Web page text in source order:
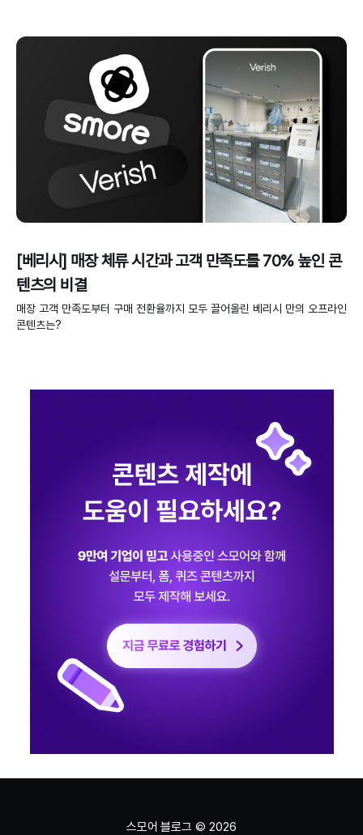
[베리시] 매장 체류 시간과 고객 만족도를 70% 높인 콘
텐츠의 비결
매장 고객 만족도부터 구매 전환율까지 모두 끌어올린 베리시 만의 오프라인
콘텐츠는?
스모어 블로그 © 2026